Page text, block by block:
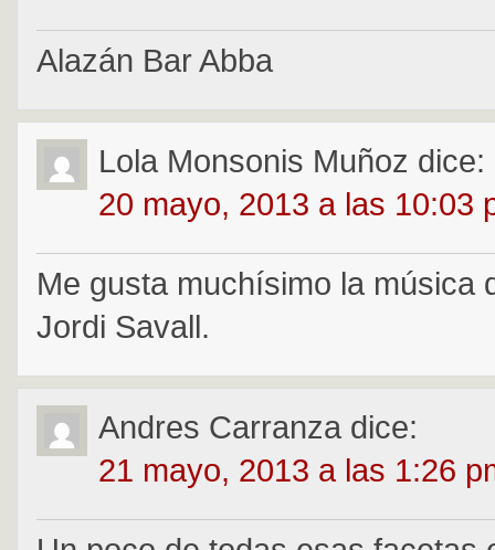
Alazán Bar Abba
Lola Monsonis Muñoz dice:
20 mayo, 2013 a las 10:03
Me gusta muchísimo la música
Jordi Savall.
Andres Carranza dice:
21 mayo, 2013 a las 1:26